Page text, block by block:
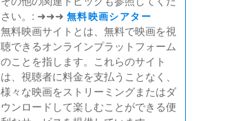
さい。: ➜➜➜ 無料映画シアター
無料映画サイトとは、無料で映画を視
聴できるオンラインプラットフォーム
のことを指します。これらのサイト
は、視聴者に料金を支払うことなく、
様々な映画をストリーミングまたはダ
ウンロードして楽しむことができる便